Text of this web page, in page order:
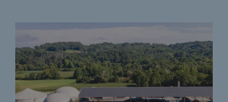
Stockage de gaz
Stockage de gaz
Savoir-faire
Projet type